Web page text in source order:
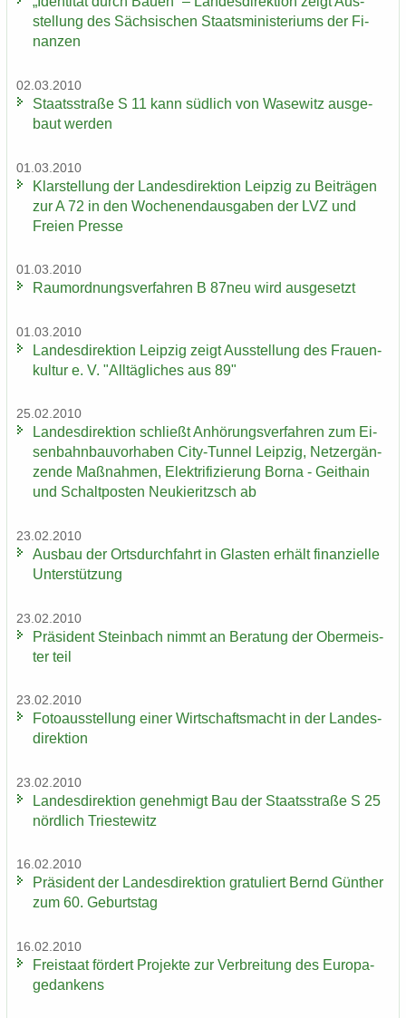
stel­lung des Säch­si­schen Staats­mi­nis­te­ri­ums der Fi­
nan­zen
02.03.2010
Staats­stra­ße S 11 kann süd­lich von Wase­witz aus­ge­
baut wer­den
01.03.2010
Klar­stel­lung der Lan­des­di­rek­ti­on Leip­zig zu Bei­trä­gen
zur A 72 in den Wo­chen­end­aus­ga­ben der LVZ und
Frei­en Pres­se
01.03.2010
Raum­ord­nungs­ver­fah­ren B 87neu wird aus­ge­setzt
01.03.2010
Lan­des­di­rek­ti­on Leip­zig zeigt Aus­stel­lung des Frau­en­
kul­tur e. V. "All­täg­li­ches aus 89"
25.02.2010
Lan­des­di­rek­ti­on schließt An­hö­rungs­ver­fah­ren zum Ei­
sen­bahn­bau­vor­ha­ben City-​Tunnel Leip­zig, Netz­er­gän­
zen­de Maß­nah­men, Elek­tri­fi­zie­rung Borna - Geit­hain
und Schalt­pos­ten Neu­kie­ritzsch ab
23.02.2010
Aus­bau der Orts­durch­fahrt in Glas­ten er­hält fi­nan­zi­el­le
Un­ter­stüt­zung
23.02.2010
Prä­si­dent Stein­bach nimmt an Be­ra­tung der Ober­meis­
ter teil
23.02.2010
Fo­to­aus­stel­lung einer Wirt­schafts­macht in der Lan­des­
di­rek­ti­on
23.02.2010
Lan­des­di­rek­ti­on ge­neh­migt Bau der Staats­stra­ße S 25
nörd­lich Tri­es­te­witz
16.02.2010
Prä­si­dent der Lan­des­di­rek­ti­on gra­tu­liert Bernd Gün­ther
zum 60. Ge­burts­tag
16.02.2010
Frei­staat för­dert Pro­jek­te zur Ver­brei­tung des Eu­ro­pa­
ge­dan­kens